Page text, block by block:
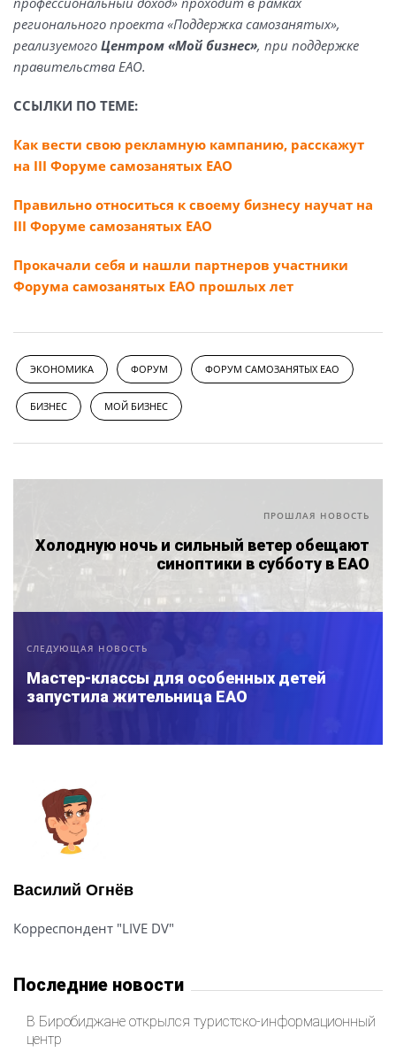
регионального проекта «Поддержка самозанятых»,
реализуемого Центром «Мой бизнес», при поддержке
правительства ЕАО.
ССЫЛКИ ПО ТЕМЕ:
Как вести свою рекламную кампанию, расскажут
на III Форуме самозанятых ЕАО
Правильно относиться к своему бизнесу научат на
III Форуме самозанятых ЕАО
Прокачали себя и нашли партнеров участники
Форума самозанятых ЕАО прошлых лет
ЭКОНОМИКА ФОРУМ ФОРУМ САМОЗАНЯТЫХ ЕАО
БИЗНЕС МОЙ БИЗНЕС
ПРОШЛАЯ НОВОСТЬ
Холодную ночь и сильный ветер обещают
синоптики в субботу в ЕАО
СЛЕДУЮЩАЯ НОВОСТЬ
Мастер-классы для особенных детей
запустила жительница ЕАО
Василий Огнёв
Корреспондент "LIVE DV"
Последние новости
В Биробиджане открылся туристско-информационный
центр